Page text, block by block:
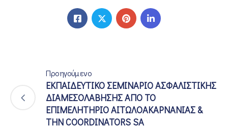
Προηγούμενο
ΕΚΠΑΙΔΕΥΤΙΚΟ ΣΕΜΙΝΑΡΙΟ ΑΣΦΑΛΙΣΤΙΚΗΣ
ΔΙΑΜΕΣΟΛΑΒΗΣΗΣ ΑΠΟ ΤΟ
ΕΠΙΜΕΛΗΤΗΡΙΟ ΑΙΤΩΛΟΑΚΑΡΝΑΝΙΑΣ &
ΤΗΝ COORDINATORS SA